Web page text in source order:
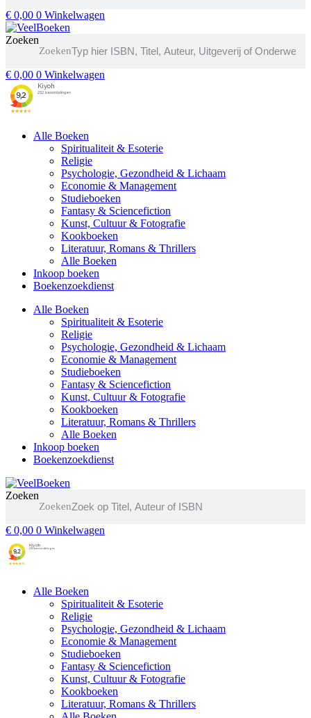
€ 0,00 0 Winkelwagen
Zoeken
Zoeken
€ 0,00 0 Winkelwagen
Alle Boeken
Spiritualiteit & Esoterie
Religie
Psychologie, Gezondheid & Lichaam
Economie & Management
Studieboeken
Fantasy & Sciencefiction
Kunst, Cultuur & Fotografie
Kookboeken
Literatuur, Romans & Thrillers
Alle Boeken
Inkoop boeken
Boekenzoekdienst
Alle Boeken
Spiritualiteit & Esoterie
Religie
Psychologie, Gezondheid & Lichaam
Economie & Management
Studieboeken
Fantasy & Sciencefiction
Kunst, Cultuur & Fotografie
Kookboeken
Literatuur, Romans & Thrillers
Alle Boeken
Inkoop boeken
Boekenzoekdienst
Zoeken
Zoeken
€ 0,00 0 Winkelwagen
Alle Boeken
Spiritualiteit & Esoterie
Religie
Psychologie, Gezondheid & Lichaam
Economie & Management
Studieboeken
Fantasy & Sciencefiction
Kunst, Cultuur & Fotografie
Kookboeken
Literatuur, Romans & Thrillers